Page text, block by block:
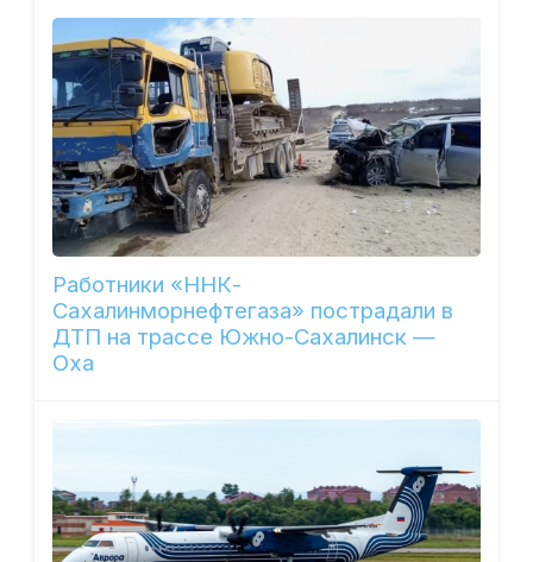
Работники «ННК-
Сахалинморнефтегаза» пострадали в
ДТП на трассе Южно-Сахалинск —
Оха